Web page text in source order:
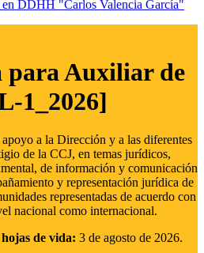
en DDHH "Carlos Valencia García"
para Auxiliar de
1_2026]
a la Dirección y a las diferentes
de la CCJ, en temas jurídicos,
de información y comunicación
y representación jurídica de
representadas de acuerdo con
nacional como internacional.
de vida: 3 de agosto de 2026.